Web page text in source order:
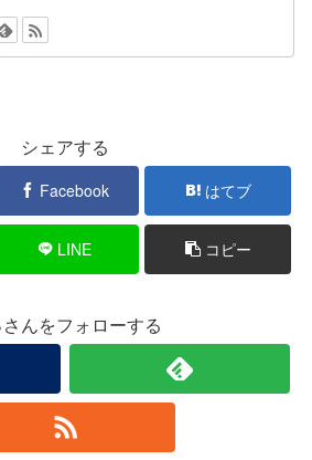
シェアする
Facebook はてブ
LINE コピー
んをフォローする